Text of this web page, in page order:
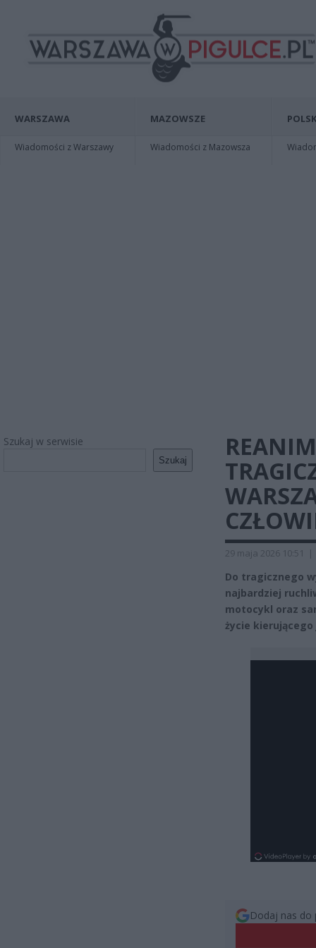
WARSZAWA
Wiadomości z Warszawy
MAZOWSZE
Wiadomości z Mazowsza
Szukaj w serwisie
Szukaj
29 maja 2026 10:51 |
Do tragicznego
najbardziej
motocykl oraz
życie kierującego
Dodaj nas do